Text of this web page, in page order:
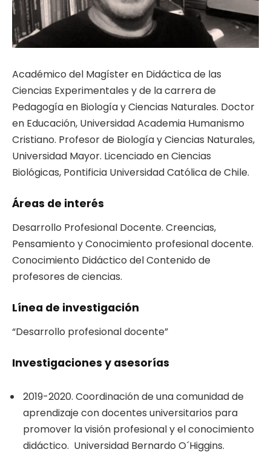
Académico del Magíster en Didáctica de las
Ciencias Experimentales y de la carrera de
Pedagogía en Biología y Ciencias Naturales. Doctor
en Educación, Universidad Academia Humanismo
Cristiano. Profesor de Biología y Ciencias Naturales,
Universidad Mayor. Licenciado en Ciencias
Biológicas, Pontificia Universidad Católica de Chile.
Áreas de interés
Desarrollo Profesional Docente. Creencias,
Pensamiento y Conocimiento profesional docente.
Conocimiento Didáctico del Contenido de
profesores de ciencias.
Línea de investigación
“Desarrollo profesional docente”
Investigaciones y asesorías
2019-2020. Coordinación de una comunidad de
aprendizaje con docentes universitarios para
promover la visión profesional y el conocimiento
didáctico. Universidad Bernardo O´Higgins.